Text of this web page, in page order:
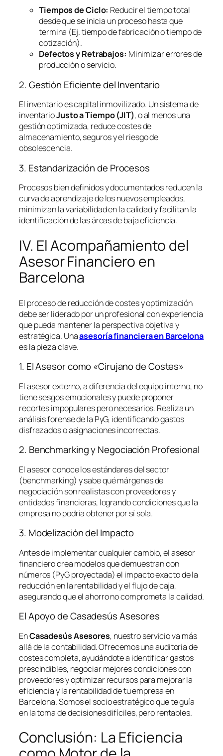
Tiempos de Ciclo: Reducir el tiempo total
desde que se inicia un proceso hasta que
termina (Ej. tiempo de fabricación o tiempo de
cotización).
Defectos y Retrabajos: Minimizar errores de
producción o servicio.
2. Gestión Eficiente del Inventario
El inventario es capital inmovilizado. Un sistema de
inventarioJusto a Tiempo (JIT), o al menos una
gestión optimizada, reduce costes de
almacenamiento, seguros y el riesgo de
obsolescencia.
3. Estandarización de Procesos
Procesos bien definidos y documentados reducen la
curva de aprendizaje de los nuevos empleados,
minimizan la variabilidad en la calidad y facilitan la
identificación de las áreas de baja eficiencia.
IV. El Acompañamiento del
Asesor Financiero en
Barcelona
El proceso de reducción de costes y optimización
debe ser liderado por un profesional con experiencia
que pueda mantener la perspectiva objetiva y
estratégica. Unaasesoría financiera en Barcelona
es la pieza clave.
1. El Asesor como «Cirujano de Costes»
El asesor externo, a diferencia del equipo interno, no
tiene sesgos emocionales y puede proponer
recortes impopulares pero necesarios. Realiza un
análisis forense de la PyG, identificando gastos
disfrazados o asignaciones incorrectas.
2. Benchmarking y Negociación Profesional
El asesor conoce los estándares del sector
(benchmarking) y sabe qué márgenes de
negociación son realistas con proveedores y
entidades financieras, logrando condiciones que la
empresa no podría obtener por sí sola.
3. Modelización del Impacto
Antes de implementar cualquier cambio, el asesor
financiero crea modelos que demuestran con
números (PyG proyectada) el impacto exacto de la
reducción en la rentabilidad y el flujo de caja,
asegurando que el ahorro no comprometa la calidad.
El Apoyo de Casadesús Asesores
EnCasadesús Asesores, nuestro servicio va más
allá de la contabilidad. Ofrecemos una auditoría de
costes completa, ayudándote a identificar gastos
prescindibles, negociar mejores condiciones con
proveedores y optimizar recursos para mejorar la
eficiencia y la rentabilidad de tu empresa en
Barcelona. Somos el socio estratégico que te guía
en la toma de decisiones difíciles, pero rentables.
Conclusión: La Eficiencia